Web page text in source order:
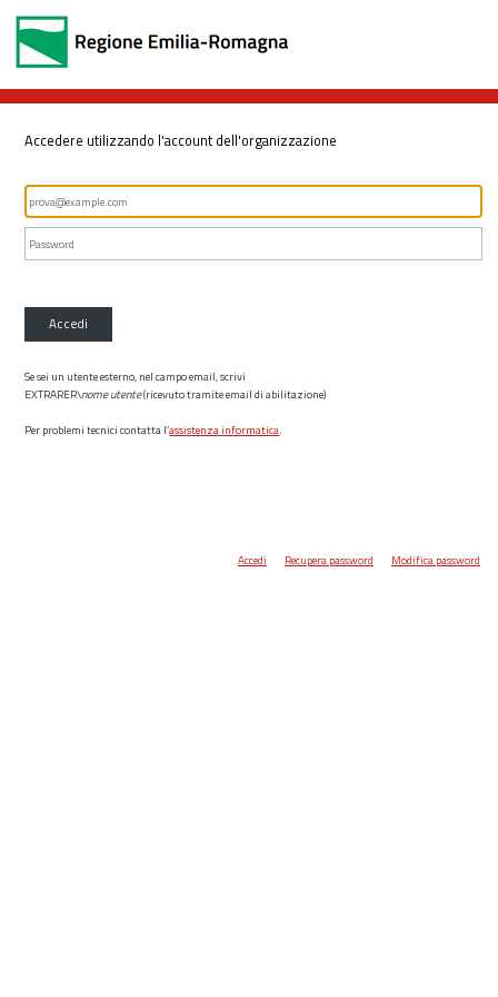
Accedere utilizzando l'account dell'organizzazione
Accedi
Se sei un utente esterno, nel campo email, scrivi
EXTRARER\nome utente(ricevuto tramite email di abilitazione)
Per problemi tecnici contatta l’assistenza informatica.
Accedi Recupera password Modifica password